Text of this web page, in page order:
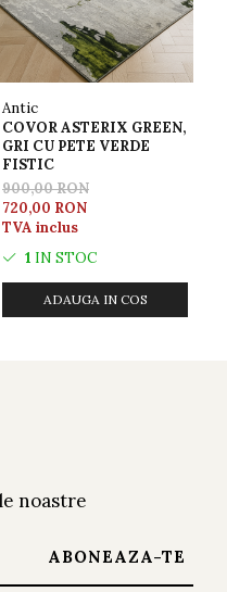
Antic
COVOR ASTERIX GREEN,
GRI CU PETE VERDE
FISTIC
900,00 RON
720,00 RON
TVA inclus
1 IN STOC
ADAUGA IN COS
noastre